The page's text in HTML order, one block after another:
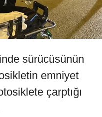
sürücüsünün
emniyet
çarptığı